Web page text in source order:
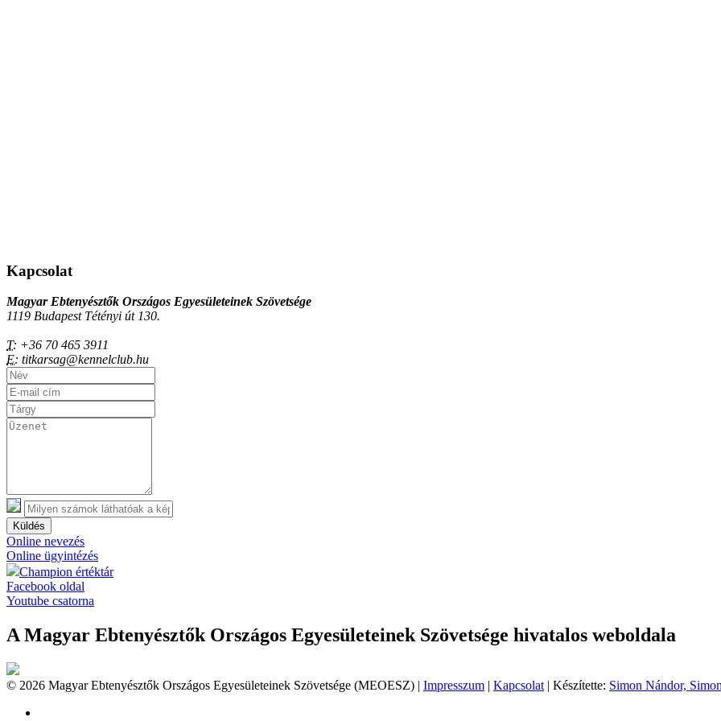
Kapcsolat
Magyar Ebtenyésztők Országos Egyesületeinek Szövetsége
1119 Budapest Tétényi út 130.
T: +36 70 465 3911
E: titkarsag@kennelclub.hu
Küldés
Online nevezés
Online ügyintézés
Champion értéktár
Facebook oldal
Youtube csatorna
A Magyar Ebtenyésztők Országos Egyesületeinek Szövetsége hivatalos weboldala
© 2026 Magyar Ebtenyésztők Országos Egyesületeinek Szövetsége (MEOESZ) | Impresszum | Kapcsolat | Készítette: Simon Nándor,